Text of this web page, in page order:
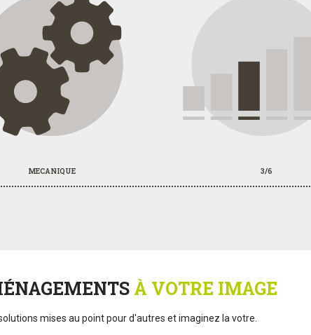
MECANIQUE 3/6
À VOTRE IMAGE
mises au point pour d'autres et imaginez la votre.